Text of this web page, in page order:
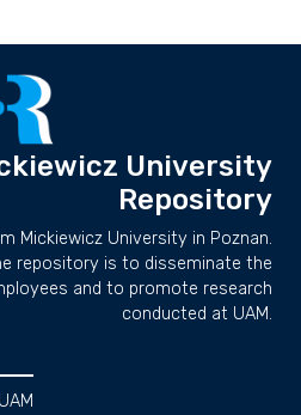
University
Repository
Mickiewicz University in Poznan.
repository is to disseminate the
and to promote research
conducted at UAM.